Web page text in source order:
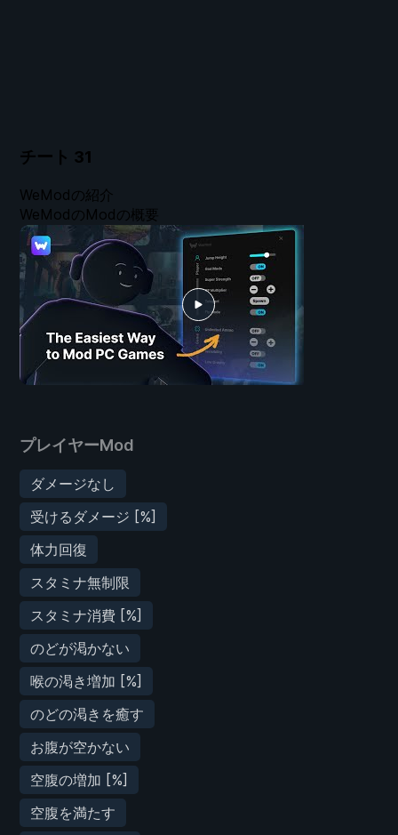
チート 31
プレイヤーMod
ダメージなし
受けるダメージ [%]
体力回復
スタミナ無制限
スタミナ消費 [%]
のどが渇かない
喉の渇き増加 [%]
のどの渇きを癒す
お腹が空かない
空腹の増加 [%]
空腹を満たす
WeModの紹介
WeModのModの概要